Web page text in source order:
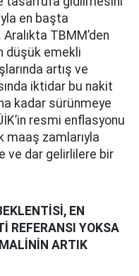
en başta
TBMM’den
düşük emekli
artış ve
iktidar bu nakit
kadar sürünmeye
resmi enflasyonu
maaş zamlarıyla
ve dar gelirlilere bir
EN
REFERANSI YOKSA
ARTIK